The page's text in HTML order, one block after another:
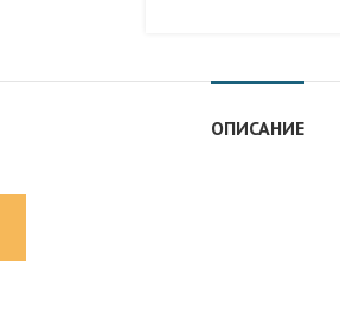
ОПИСАНИЕ